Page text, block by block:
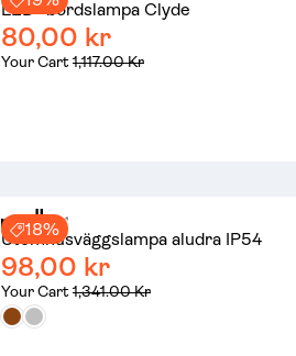
LED -bordslampa Clyde
80,00 kr
Your Cart1,117.00 Kr
18%
Utomhusväggslampa aludra IP54
98,00 kr
Your Cart1,341.00 Kr